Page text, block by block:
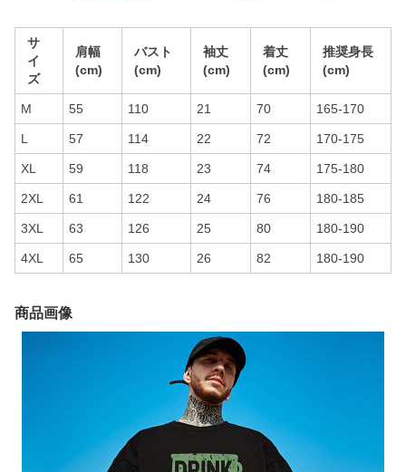
サ
イ
ズ
肩幅
(cm)
バスト
(cm)
袖丈
(cm)
着丈
(cm)
推奨身長
(cm)
M 55 110 21 70 165-170
L 57 114 22 72 170-175
XL 59 118 23 74 175-180
2XL 61 122 24 76 180-185
3XL 63 126 25 80 180-190
4XL 65 130 26 82 180-190
商品画像